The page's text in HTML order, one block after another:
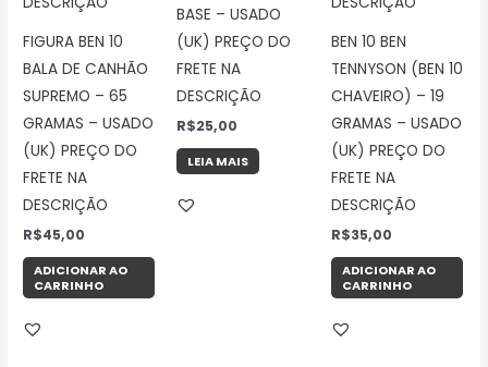
FIGURA BEN 10
BALA DE CANHÃO
SUPREMO – 65
GRAMAS – USADO
(UK) PREÇO DO
FRETE NA
DESCRIÇÃO
R$45,00
ADICIONAR AO
CARRINHO
BASE – USADO
(UK) PREÇO DO
FRETE NA
DESCRIÇÃO
R$25,00
LEIA MAIS
BEN 10 BEN
TENNYSON (BEN 10
CHAVEIRO) – 19
GRAMAS – USADO
(UK) PREÇO DO
FRETE NA
DESCRIÇÃO
R$35,00
ADICIONAR AO
CARRINHO